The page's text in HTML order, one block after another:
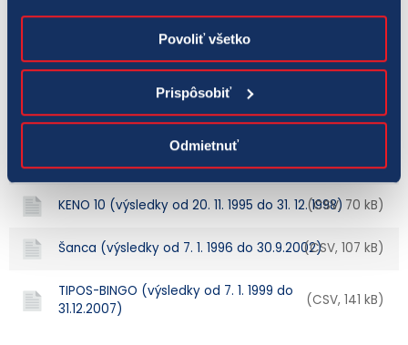
Povoliť všetko
Prispôsobiť
Odmietnuť
Športka 1. ťah (výsledky od 28. 4. 1957 do
30.9.2002)
Športka 2. ťah (výsledky od 28. 4. 1957 do
30.9.2002)
(CSV, 359 kB)
Mates (výsledky od 16. 1. 1994 do 30.9.2002)(CSV, 63 kB)
KENO 10 (výsledky od 20. 11. 1995 do 31. 12. 1998)(CSV, 70 kB)
Šanca (výsledky od 7. 1. 1996 do 30.9.2002)(CSV, 107 kB)
TIPOS-BINGO (výsledky od 7. 1. 1999 do
31.12.2007)
(CSV, 141 kB)